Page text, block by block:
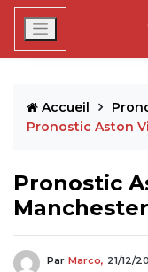
Accueil
Pronostic Aston
Pronostic
Par Marco, 21/12/